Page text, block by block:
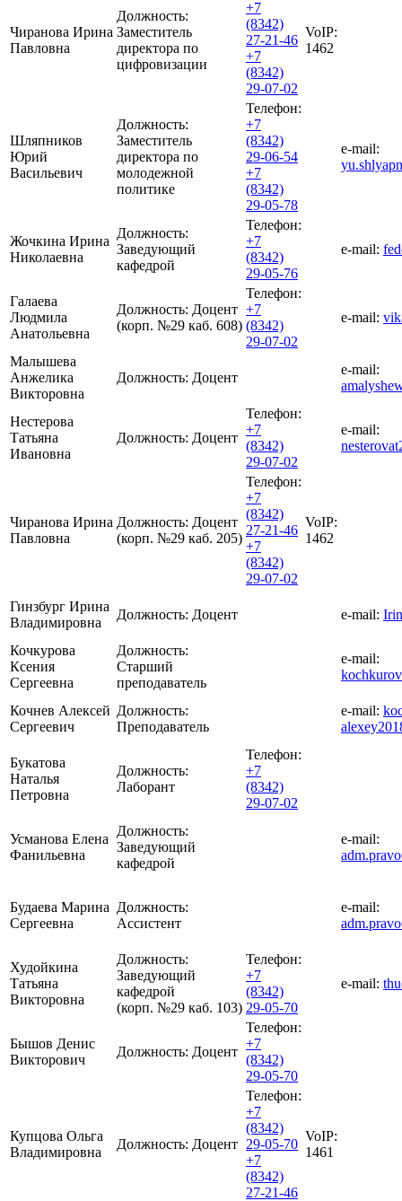
Чиранова Ирина
Павловна
Должность:
Заместитель
директора по
цифровизации
+7
(8342)
27-21-46
+7
(8342)
29-07-02
VoIP:
1462
Шляпников
Юрий
Васильевич
Должность:
Заместитель
директора по
молодежной
политике
Телефон:
+7
(8342)
29-06-54
+7
(8342)
29-05-78
e-mail:
Жочкина Ирина
Николаевна
Должность:
Заведующий
кафедрой
Телефон:
+7
(8342)
29-05-76
e-mail:
Галаева
Людмила
Анатольевна
Должность: Доцент
(корп. №29 каб. 608)
Телефон:
+7
(8342)
29-07-02
e-mail:
Малышева
Анжелика
Викторовна
Должность: Доцент
e-mail:
Нестерова
Татьяна
Ивановна
Должность: Доцент
Телефон:
+7
(8342)
29-07-02
e-mail:
Чиранова Ирина
Павловна
Должность: Доцент
(корп. №29 каб. 205)
Телефон:
+7
(8342)
27-21-46
+7
(8342)
29-07-02
VoIP:
1462
Гинзбург Ирина
Владимировна
Должность: Доцент e-mail:
Кочкурова
Ксения
Сергеевна
Должность:
Старший
преподаватель
e-mail:
Кочнев Алексей
Сергеевич
Должность:
Преподаватель
e-mail:
Букатова
Наталья
Петровна
Должность:
Лаборант
Телефон:
+7
(8342)
29-07-02
Усманова Елена
Фанильевна
Должность:
Заведующий
кафедрой
e-mail:
Будаева Марина
Сергеевна
Должность:
Ассистент
e-mail:
Худойкина
Татьяна
Викторовна
Должность:
Заведующий
кафедрой
(корп. №29 каб. 103)
Телефон:
+7
(8342)
29-05-70
e-mail:
Бышов Денис
Викторович
Должность: Доцент
Телефон:
+7
(8342)
29-05-70
Купцова Ольга
Владимировна
Должность: Доцент
Телефон:
+7
(8342)
29-05-70
+7
(8342)
27-21-46
VoIP:
1461